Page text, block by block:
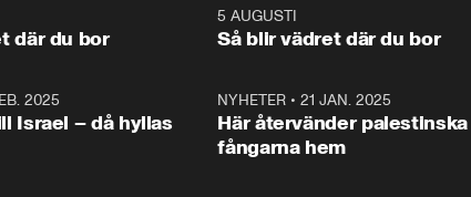
och Makten.
– Vi ställer upp i
vara med så
1:06
där du bor
5 AUGUSTI
Så blir vädret där du bor
2025
Israel – då hyllas
NYHETER •21 JAN. 2025
Här återvänder palestinska
fångarna hem